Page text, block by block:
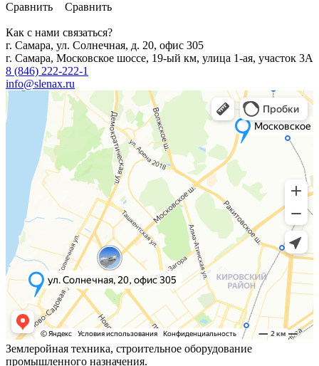
Сравнить Сравнить
Как с нами связаться?
г. Самара, ул. Солнечная, д. 20, офис 305
г. Самара, Московское шоссе, 19-ый км, улица 1-ая, участок 3А
8 (846) 222-222-1
info@slenax.ru
Землеройная техника, строительное оборудование
промышленного назначения.